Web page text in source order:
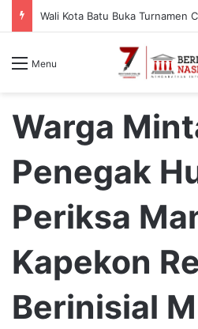
Menu
Warga
Penegak
Periksa
Kapekon
Berinisial